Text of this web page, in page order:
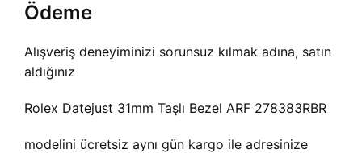
Ödeme
Alışveriş deneyiminizi sorunsuz kılmak adına, satın
aldığınız
Rolex Datejust 31mm Taşlı Bezel ARF 278383RBR
modelini ücretsiz aynı gün kargo ile adresinize